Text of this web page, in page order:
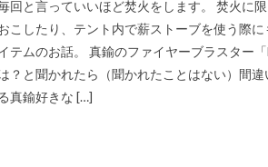
回と言っていいほど焚火をします。 焚火に
こしたり、テント内で薪ストーブを使う際に
テムのお話。 真鍮のファイヤーブラスター
？と聞かれたら（聞かれたことはない）間違
真鍮好きな […]